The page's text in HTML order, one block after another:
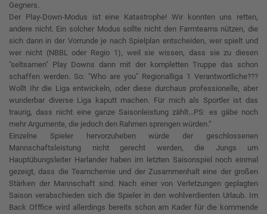
Gegners.
Der Play-Down-Modus ist eine Katastrophe! Wir konnten uns retten,
andere nicht. Ein solcher Modus sollte nicht den Farmteams nützen, die
sich dann in der Vorrunde je nach Spielplan entscheiden, wer spielt und
wer nicht (NBBL oder Regio 1), weil sie wissen, dass sie zu diesen
"seltsamen" Play Downs dann mit der kompletten Truppe das schon
schaffen werden. So: "Who are you" Regionalliga 1 Verantwortliche???
Wollt Ihr die Liga entwickeln, oder diese durchaus professionelle, aber
wunderbar diverse Liga kaputt machen. Für mich als Sportler ist das
traurig, dass nicht eine ganze Saisonleistung zählt...PS: es gäbe noch
mehr Argumente, die jedoch den Rahmen sprengen würden.“
Einzelne Spieler hervorzuheben würde der geschlossenen
Mannschaftsleistung nicht gerecht werden, die Jungs um
Hauptübungsleiter Harlander haben im letzten Saisonspiel noch einmal
gezeigt, dass die Teamchemie und der Zusammenhalt eine der großen
Stärken der Mannschaft sind. Nach einer von Verletzungen geplagten
Saison verabschieden sich die Spieler in den wohlverdienten Urlaub. Im
Back Offfice wird allerdings bereits schon am Kader für die kommende